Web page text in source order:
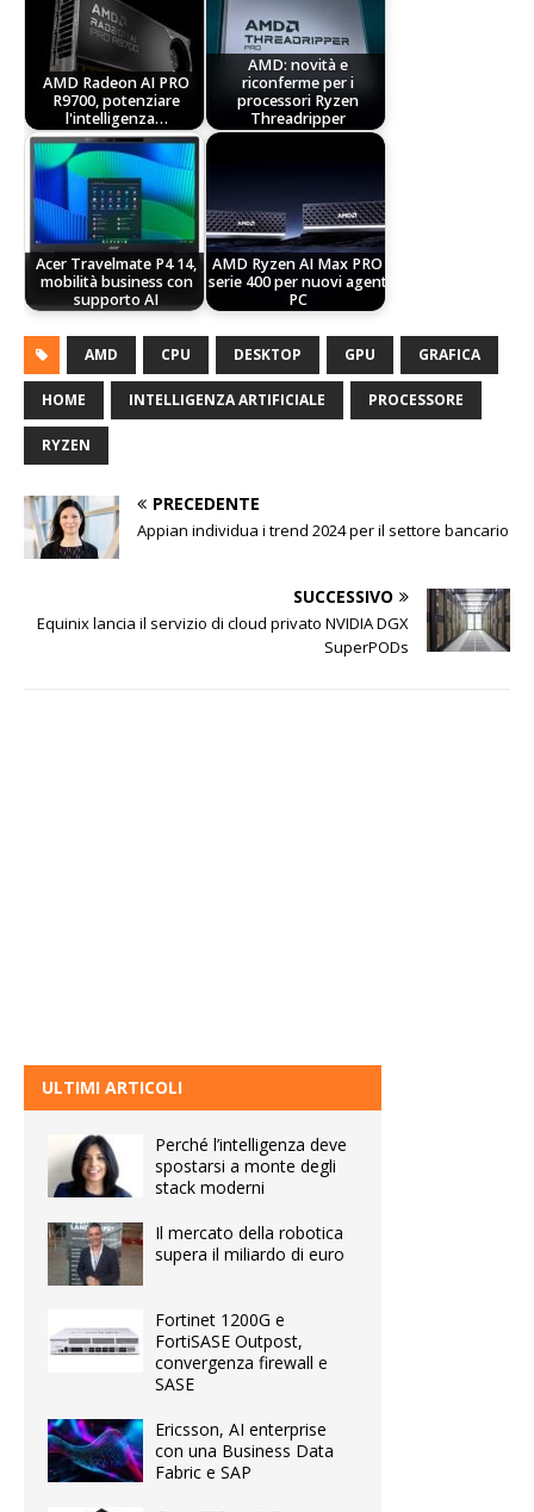
AMD Radeon AI PRO
R9700, potenziare
l'intelligenza…
AMD: novità e
riconferme per i
processori Ryzen
Threadripper
Acer Travelmate P4 14,
mobilità business con
supporto AI
AMD Ryzen AI Max PRO
serie 400 per nuovi agent
PC
AMD CPU DESKTOP GPU GRAFICA
HOME INTELLIGENZA ARTIFICIALE PROCESSORE
RYZEN
PRECEDENTE
Appian individua i trend 2024 per il settore bancario
SUCCESSIVO
Equinix lancia il servizio di cloud privato NVIDIA DGX
SuperPODs
ULTIMI ARTICOLI
Perché l’intelligenza deve
spostarsi a monte degli
stack moderni
Il mercato della robotica
supera il miliardo di euro
Fortinet 1200G e
FortiSASE Outpost,
convergenza firewall e
SASE
Ericsson, AI enterprise
con una Business Data
Fabric e SAP